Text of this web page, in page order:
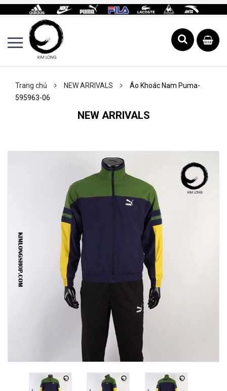
Trang chủ NEW ARRIVALS
Áo Khoác Nam Puma-
595963-06
NEW ARRIVALS